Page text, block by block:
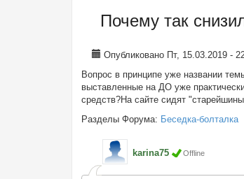
Почему так
Опубликовано Пт, 15.03.2019 -
Вопрос в принципе уже названии
выставленные на ДО уже
средств?На сайте сидят
Разделы Форума: Беседка-болталка
karina75 Offline